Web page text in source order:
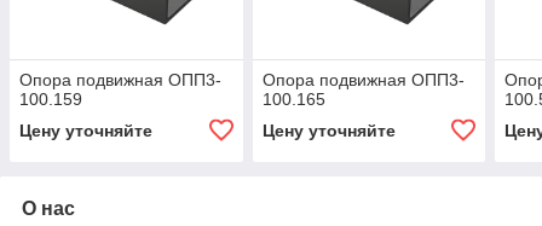
Опора подвижная ОПП3-
100.159
Цену уточняйте
Опора подвижная ОПП3-
100.165
Цену уточняйте
О нас